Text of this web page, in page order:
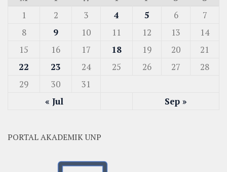
« Jul Sep »
1 2 3 4 5 6
7
8
9 10 11 12 13
14
15
16 17 18 19 20
21
22
23 24 25 26 27
28
29
30 31
PORTAL AKADEMIK UNP